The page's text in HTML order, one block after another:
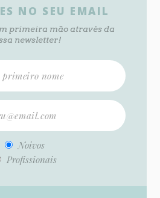
NO SEU EMAIL
primeira mão através da
newsletter!
Noivos
Profissionais